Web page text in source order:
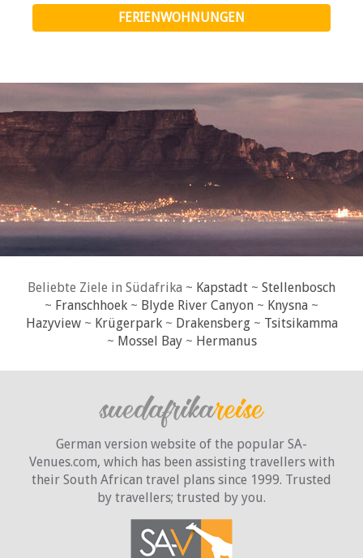
FERIENWOHNUNGEN
Beliebte Ziele in Südafrika ~ Kapstadt ~ Stellenbosch
~ Franschhoek ~ Blyde River Canyon ~ Knysna ~
Hazyview~ Krügerpark~ Drakensberg~ Tsitsikamma
~ Mossel Bay~ Hermanus
German version website of the popular SA-
Venues.com, which has been assisting travellers with
their South African travel plans since 1999. Trusted
by travellers; trusted by you.